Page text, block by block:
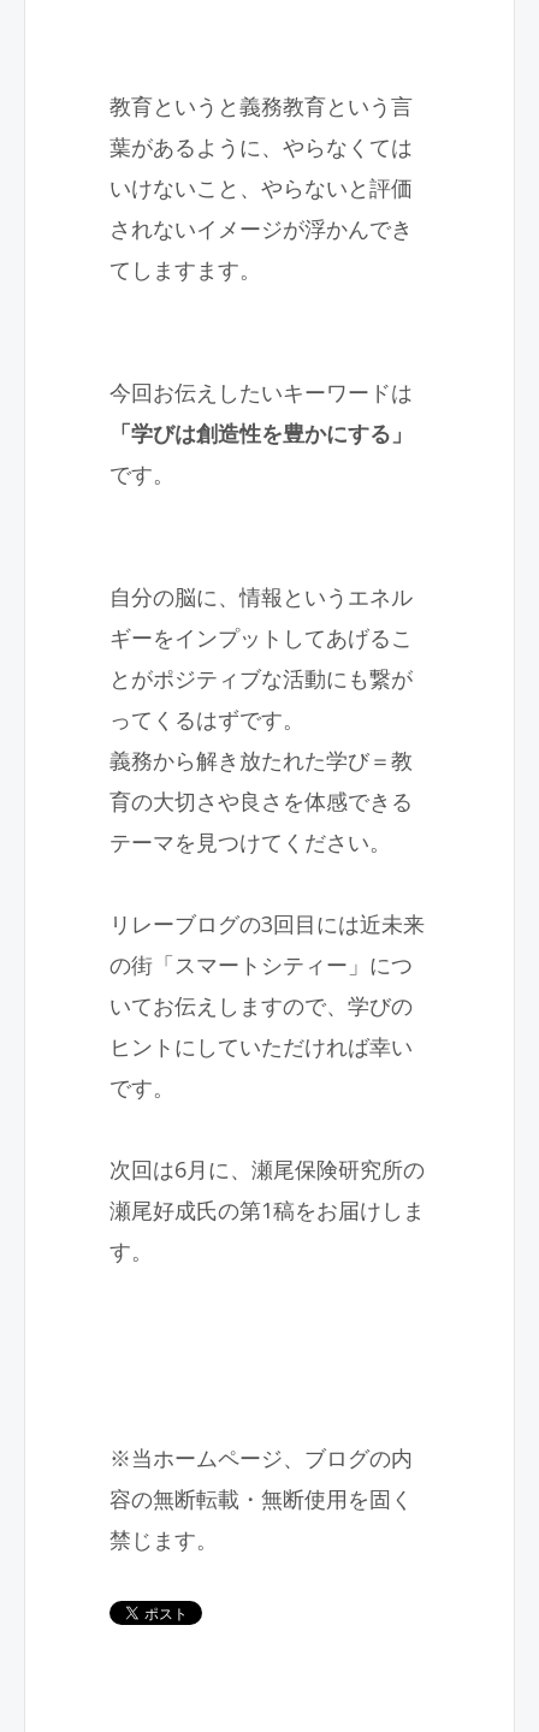
教育というと義務教育という言
葉があるように、やらなくては
いけないこと、やらないと評価
されないイメージが浮かんでき
てしますます。
今回お伝えしたいキーワードは
「学びは創造性を豊かにする」
です。
自分の脳に、情報というエネル
ギーをインプットしてあげるこ
とがポジティブな活動にも繋が
ってくるはずです。
義務から解き放たれた学び＝教
育の大切さや良さを体感できる
テーマを見つけてください。
リレーブログの3回目には近未来
の街「スマートシティー」につ
いてお伝えしますので、学びの
ヒントにしていただければ幸い
です。
次回は6月に、瀬尾保険研究所の
瀬尾好成氏の第1稿をお届けしま
す。
※当ホームページ、ブログの内
容の無断転載・無断使用を固く
禁じます。